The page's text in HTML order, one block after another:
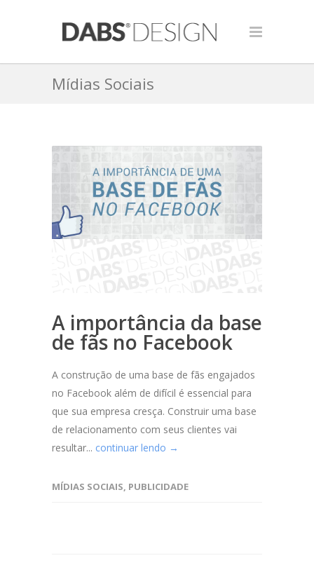
Mídias Sociais
A importância da base
de fãs no Facebook
A construção de uma base de fãs engajados
no Facebook além de difícil é essencial para
que sua empresa cresça. Construir uma base
de relacionamento com seus clientes vai
resultar... continuar lendo →
MÍDIAS SOCIAIS, PUBLICIDADE